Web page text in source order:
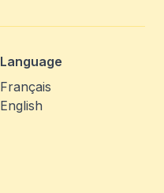
Language
Français
English